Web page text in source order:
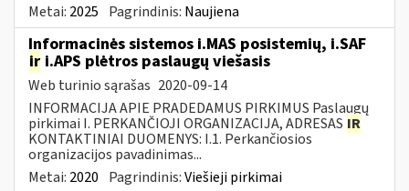
Metai: 2025 Pagrindinis: Naujiena
Informacinės sistemos i.MAS posistemių, i.SAF
ir i.APS plėtros paslaugų viešasis
Web turinio sąrašas 2020-09-14
INFORMACIJA APIE PRADEDAMUS PIRKIMUS Paslaugų
pirkimai I. PERKANČIOJI ORGANIZACIJA, ADRESAS IR
KONTAKTINIAI DUOMENYS: I.1. Perkančiosios
organizacijos pavadinimas...
Metai: 2020 Pagrindinis:Viešieji pirkimai